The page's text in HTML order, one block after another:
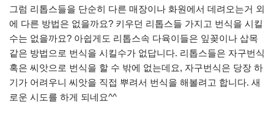
그럼 리톱스들을 단순히 다른 매장이나 화원에서 데려오는거 외
에 다른 방법은 없을까요? 키우던 리톱스들 가지고 번식을 시킬
수는 없을까요? 아쉽게도 리톱스속 다육이들은 잎꽂이나 삽목
같은 방법으로 번식을 시킬수가 없답니다. 리톱스들은 자구번식
혹은 씨앗으로 번식을 할 수 밖에 없는데요, 자구번식은 당장 하
기가 어려우니 씨앗을 직접 뿌려서 번식을 해볼려고 합니다. 새
로운 시도를 하게 되네요^^